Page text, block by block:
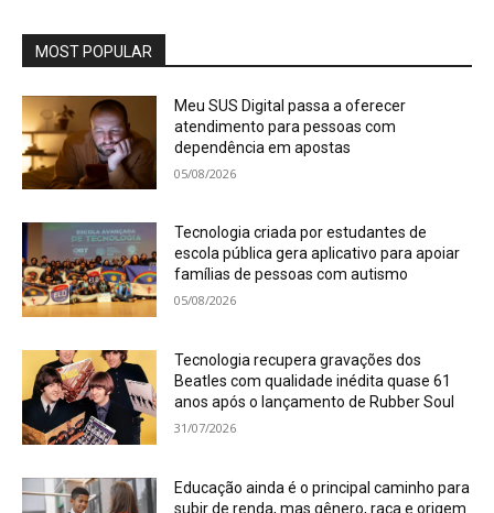
MOST POPULAR
Meu SUS Digital passa a oferecer
atendimento para pessoas com
dependência em apostas
05/08/2026
Tecnologia criada por estudantes de
escola pública gera aplicativo para apoiar
famílias de pessoas com autismo
05/08/2026
Tecnologia recupera gravações dos
Beatles com qualidade inédita quase 61
anos após o lançamento de Rubber Soul
31/07/2026
Educação ainda é o principal caminho para
subir de renda, mas gênero, raça e origem